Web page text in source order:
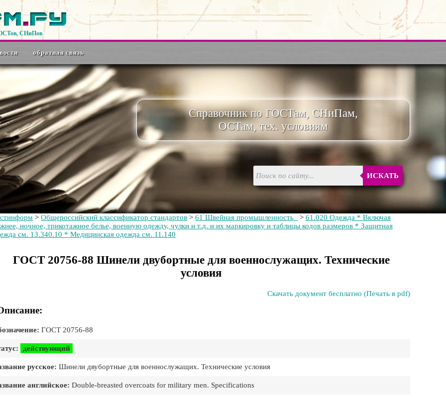
СНиПов
обратная связь
Справочник по ГОСТам, СНиПам,
ОСТам, тех. условиям
ИСКАТЬ
> Общероссийский классификатор стандартов > 61 Швейная промышленность > 61.020 Одежда * Включая
ночное, трикотажное белье, военную одежду, чулки и т.д. и их маркировку и таблицы кодов размеров * Защитная
см. 13.340.10 * Медицинская одежда см. 11.140
ГОСТ 20756-88 Шинели двубортные для военнослужащих. Технические
условия
Скачать документ бесплатно (Печать в pdf)
ГОСТ 20756-88
действующий
русское: Шинели двубортные для военнослужащих. Технические условия
английское: Double-breasted overcoats for military men. Specifications